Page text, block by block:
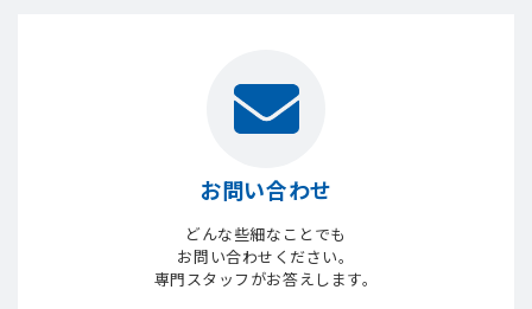
お問い合わせ
どんな些細なことでも
お問い合わせください。
専門スタッフがお答えします。